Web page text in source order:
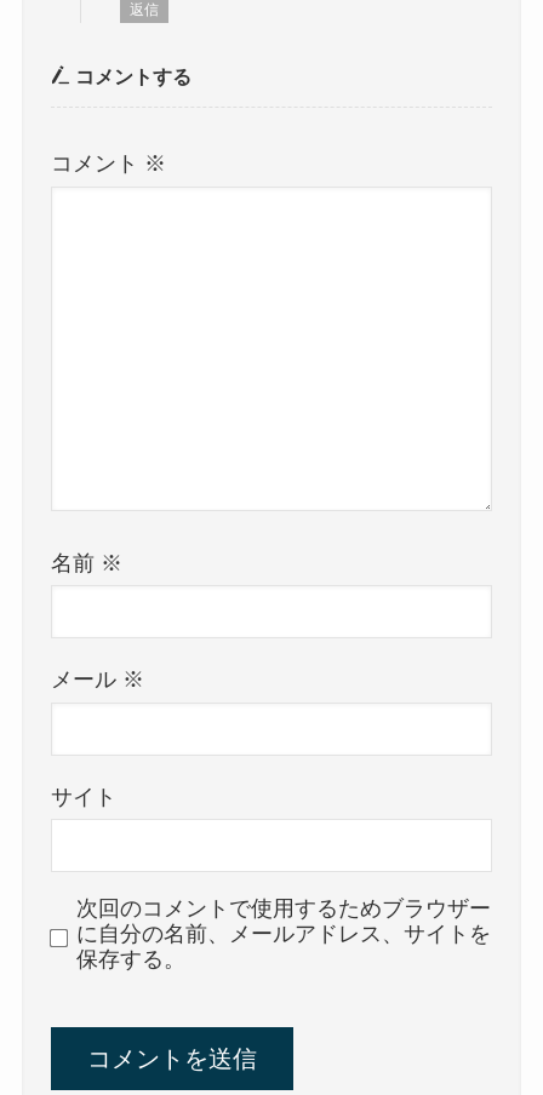
返信
コメントする
コメント ※
名前 ※
メール ※
サイト
次回のコメントで使用するためブラウザー
に自分の名前、メールアドレス、サイトを
保存する。